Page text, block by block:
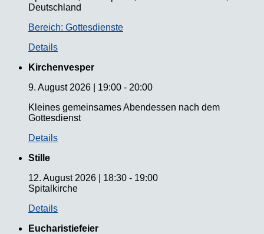
Deutschland
Bereich: Gottesdienste
Details
Kirchenvesper
9. August 2026
19:00 - 20:00
Kleines gemeinsames Abendessen nach dem
Gottesdienst
Details
Stille
12. August 2026
18:30 - 19:00
Spitalkirche
Details
Eucharistiefeier